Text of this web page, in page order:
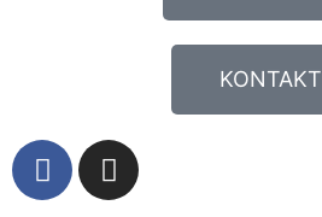
KONTAKT